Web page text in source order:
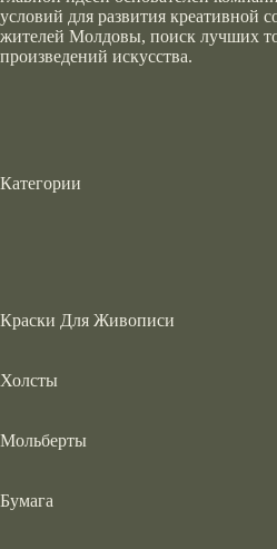
условий для развития креативной
жителей Молдовы, поиск лучших
произведений искусства.
Категории
Краски Для Живописи
Холсты
Мольберты
Бумага